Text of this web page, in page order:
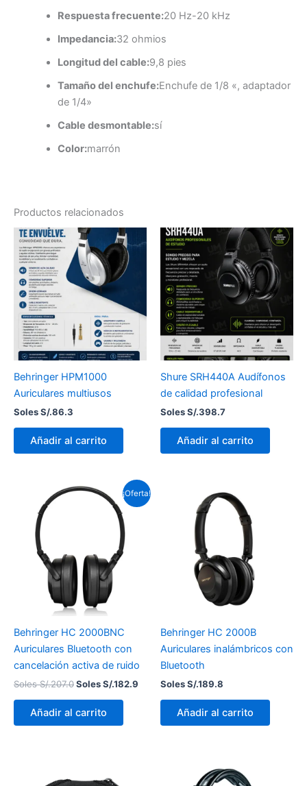
Respuesta frecuente:20 Hz-20 kHz
Impedancia:32 ohmios
Longitud del cable:9,8 pies
Tamaño del enchufe:Enchufe de 1/8 «, adaptador
de 1/4»
Cable desmontable:sí
Color:marrón
Productos relacionados
Behringer HPM1000
Auriculares multiusos
Soles S/.86.3
Añadir al carrito
Shure SRH440A Audífonos
de calidad profesional
Soles S/.398.7
Añadir al carrito
¡Oferta!
Behringer HC 2000BNC
Auriculares Bluetooth con
cancelación activa de ruido
Soles S/.207.0
El
precio
Soles S/.182.9
El
precio
Añadir al carrito
Behringer HC 2000B
Auriculares inalámbricos con
Bluetooth
Soles S/.189.8
Añadir al carrito